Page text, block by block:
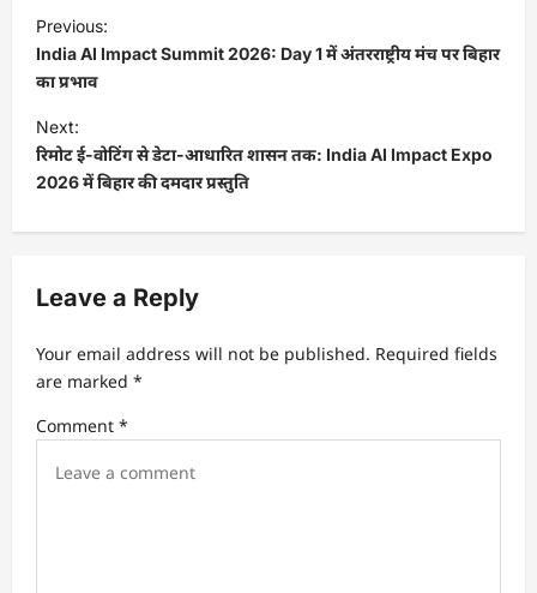
P
o
s
t
n
a
v
g
a
t
i
Previous:
India AI Impact Summit 2026: Day 1 में अंतरराष्ट्रीय मंच पर बिहार
का प्रभाव
Next:
रिमोट ई-वोटिंग से डेटा-आधारित शासन तक: India AI Impact Expo
2026 में बिहार की दमदार प्रस्तुति
Leave a Reply
Your email address will not be published. Required fields
are marked *
Comment *